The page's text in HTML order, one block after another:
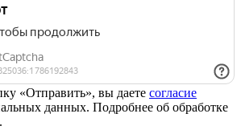
«Отправить», вы даете согласие
данных. Подробнее об обработке
.